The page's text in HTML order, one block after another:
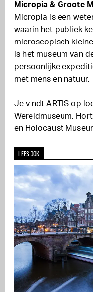
Micropia & Groote
Micropia is een
waarin het publiek
microscopisch
is het museum van
persoonlijke
met mens en natuur.
Je vindt ARTIS op
Wereldmuseum,
en Holocaust
LEES OOK